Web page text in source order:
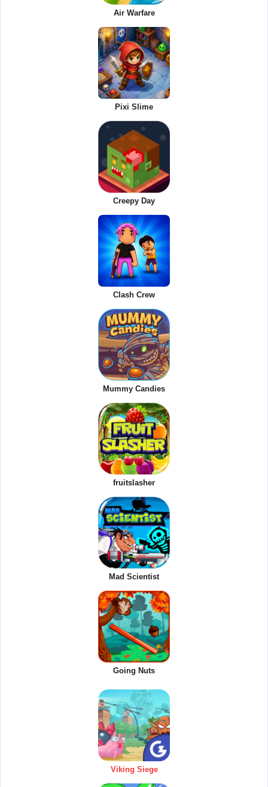
Air Warfare
Pixi Slime
Creepy Day
Clash Crew
Mummy Candies
fruitslasher
Mad Scientist
Going Nuts
Viking Siege